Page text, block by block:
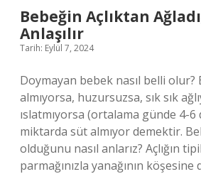
Bebeğin Açlıktan
Anlaşılır
Tarih: Eylül 7, 2024
Doymayan bebek nasıl belli olur?
almıyorsa, huzursuzsa, sık sık
ıslatmıyorsa (ortalama günde 4-
miktarda süt almıyor demektir.
olduğunu nasıl anlarız? Açlığın
parmağınızla yanağının köşesine